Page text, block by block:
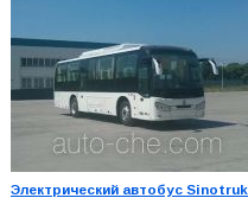
Электрический автобус